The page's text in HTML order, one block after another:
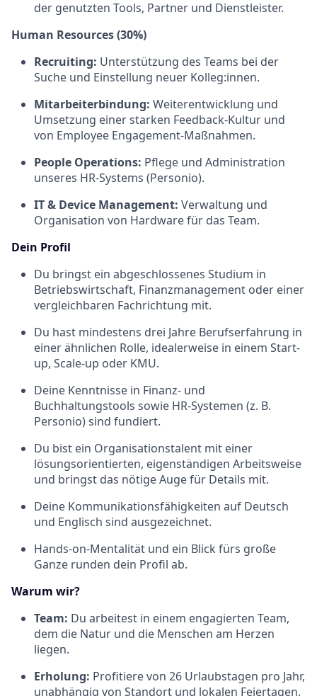
der genutzten Tools, Partner und Dienstleister.
Human Resources (30%)
Recruiting: Unterstützung des Teams bei der
Suche und Einstellung neuer Kolleg:innen.
Mitarbeiterbindung: Weiterentwicklung und
Umsetzung einer starken Feedback-Kultur und
von Employee Engagement-Maßnahmen.
People Operations: Pflege und Administration
unseres HR-Systems (Personio).
IT & Device Management: Verwaltung und
Organisation von Hardware für das Team.
Dein Profil
Du bringst ein abgeschlossenes Studium in
Betriebswirtschaft, Finanzmanagement oder einer
vergleichbaren Fachrichtung mit.
Du hast mindestens drei Jahre Berufserfahrung in
einer ähnlichen Rolle, idealerweise in einem Start-
up, Scale-up oder KMU.
Deine Kenntnisse in Finanz- und
Buchhaltungstools sowie HR-Systemen (z. B.
Personio) sind fundiert.
Du bist ein Organisationstalent mit einer
lösungsorientierten, eigenständigen Arbeitsweise
und bringst das nötige Auge für Details mit.
Deine Kommunikationsfähigkeiten auf Deutsch
und Englisch sind ausgezeichnet.
Hands-on-Mentalität und ein Blick fürs große
Ganze runden dein Profil ab.
Warum wir?
Team: Du arbeitest in einem engagierten Team,
dem die Natur und die Menschen am Herzen
liegen.
Erholung: Profitiere von 26 Urlaubstagen pro Jahr,
unabhängig von Standort und lokalen Feiertagen.